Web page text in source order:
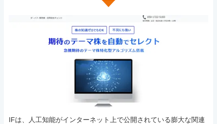
IFは、人工知能がインターネット上で公開されている膨大な関連